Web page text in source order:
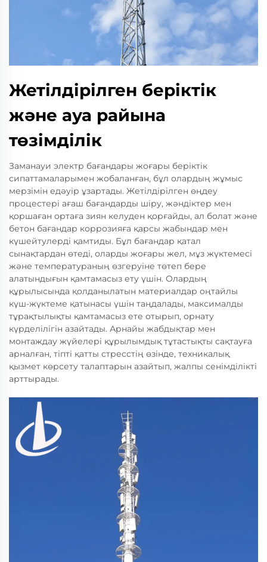
Жетілдірілген беріктік
және ауа райына
төзімділік
Заманауи электр бағандары жоғары беріктік
сипаттамаларымен жобаланған, бұл олардың жұмыс
мерзімін едәуір ұзартады. Жетілдірілген өңдеу
процестері ағаш бағандарды шіру, жәндіктер мен
қоршаған ортаға зиян келуден қорғайды, ал болат және
бетон бағандар коррозияға қарсы жабындар мен
күшейтулерді қамтиды. Бұл бағандар қатал
сынақтардан өтеді, оларды жоғары жел, мұз жүктемесі
және температураның өзгеруіне төтеп бере
алатындығын қамтамасыз ету үшін. Олардың
құрылысында қолданылатын материалдар оңтайлы
күш-жүктеме қатынасы үшін таңдалады, максималды
тұрақтылықты қамтамасыз ете отырып, орнату
күрделілігін азайтады. Арнайы жабдықтар мен
монтаждау жүйелері құрылымдық тұтастықты сақтауға
арналған, тіпті қатты стресстің өзінде, техникалық
қызмет көрсету талаптарын азайтып, жалпы сенімділікті
арттырады.